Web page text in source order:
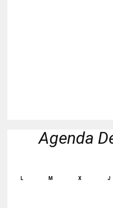
Agenda
L M X J